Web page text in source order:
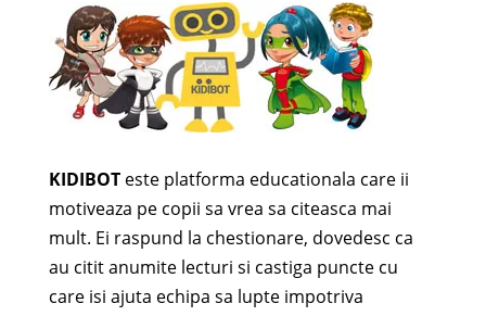
KIDIBOTeste platforma educationala care ii
motiveaza pe copii sa vrea sa citeasca mai
mult. Ei raspund la chestionare, dovedesc ca
au citit anumite lecturi si castiga puncte cu
care isi ajuta echipa sa lupte impotriva